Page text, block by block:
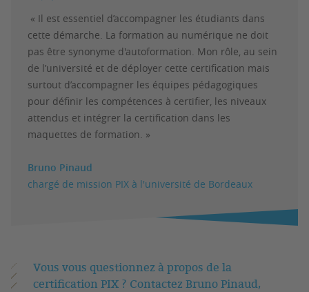
« Il est essentiel d’accompagner les étudiants dans
cette démarche. La formation au numérique ne doit
pas être synonyme d'autoformation. Mon rôle, au sein
de l’université et de déployer cette certification mais
surtout d’accompagner les équipes pédagogiques
pour définir les compétences à certifier, les niveaux
attendus et intégrer la certification dans les
maquettes de formation. »
Bruno Pinaud
chargé de mission PIX à l'université de Bordeaux
Vous vous questionnez à propos de la
certification PIX ? Contactez Bruno Pinaud,